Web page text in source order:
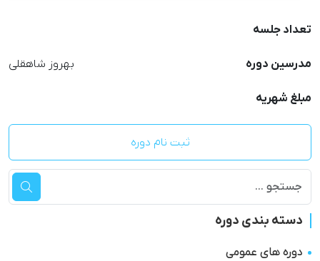
تعداد جلسه
مدرسین دوره بهروز شاهقلی
مبلغ شهریه
ثبت نام دوره
دسته بندی دوره
دوره های عمومی